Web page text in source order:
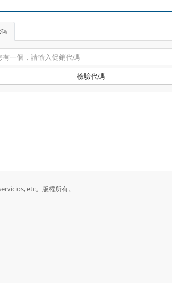
碼
檢驗代碼
etc。版權所有。